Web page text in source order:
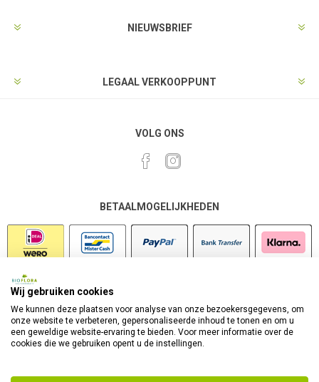
NIEUWSBRIEF
LEGAAL VERKOOPPUNT
VOLG ONS
BETAALMOGELIJKHEDEN
Wij gebruiken cookies
We kunnen deze plaatsen voor analyse van onze bezoekersgegevens, om
onze website te verbeteren, gepersonaliseerde inhoud te tonen en om u
een geweldige website-ervaring te bieden. Voor meer informatie over de
cookies die we gebruiken opent u de instellingen.